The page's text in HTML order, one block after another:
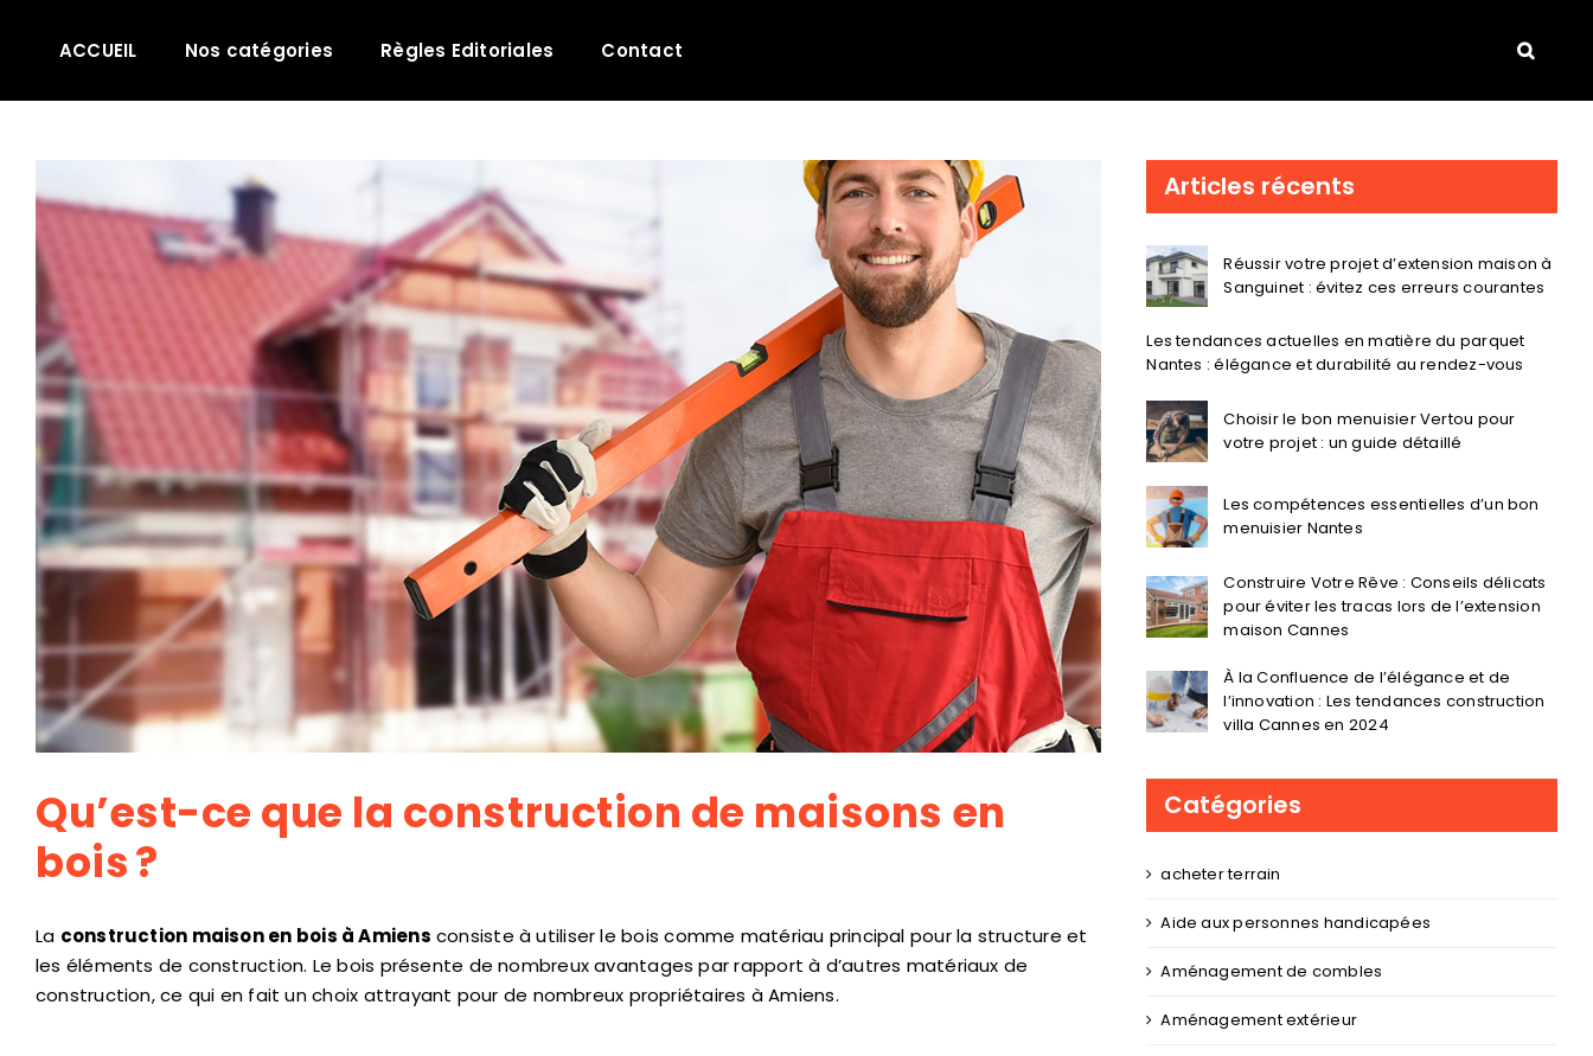
ACCUEIL Nos catégories Règles Editoriales Contact
l'image
agrandie
Qu’est-ce que la construction de maisons en
bois ?
La construction maison en bois à Amiens consiste à utiliser le bois comme matériau principal pour la structure et
les éléments de construction. Le bois présente de nombreux avantages par rapport à d’autres matériaux de
construction, ce qui en fait un choix attrayant pour de nombreux propriétaires à Amiens.
Articles récents
Réussir votre projet d’extension maison à
Sanguinet : évitez ces erreurs courantes
Les tendances actuelles en matière du parquet
Nantes : élégance et durabilité au rendez-vous
Choisir le bon menuisier Vertou pour
votre projet : un guide détaillé
Les compétences essentielles d’un bon
menuisier Nantes
Construire Votre Rêve : Conseils délicats
pour éviter les tracas lors de l’extension
maison Cannes
À la Confluence de l’élégance et de
l’innovation : Les tendances construction
villa Cannes en 2024
Catégories
acheter terrain
Aide aux personnes handicapées
Aménagement de combles
Aménagement extérieur